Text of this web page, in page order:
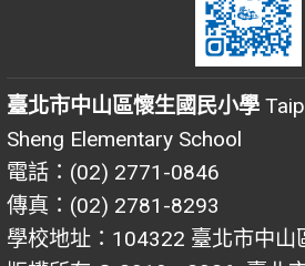
臺北市中山區懷生國民小學
Sheng Elementary School
電話：(02) 2771-0846
傳真：(02) 2781-8293
學校地址：104322 臺北市中山